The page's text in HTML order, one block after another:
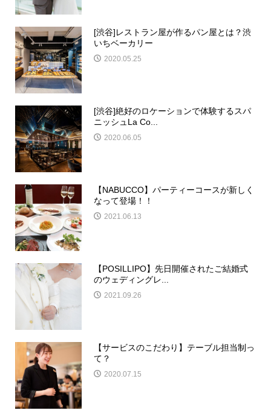
[渋谷]レストラン屋が作るパン屋とは？渋
いちベーカリー
2020.05.25
[渋谷]絶好のロケーションで体験するスパ
ニッシュLa Co...
2020.06.05
【NABUCCO】パーティーコースが新しく
なって登場！！
2021.06.13
【POSILLIPO】先日開催されたご結婚式
のウェディングレ...
2021.09.26
【サービスのこだわり】テーブル担当制っ
て？
2020.07.15